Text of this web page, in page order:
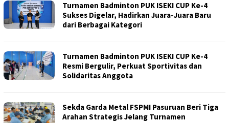
Turnamen Badminton PUK ISEKI CUP Ke-4
Sukses Digelar, Hadirkan Juara-Juara Baru
dari Berbagai Kategori
Turnamen Badminton PUK ISEKI CUP Ke-4
Resmi Bergulir, Perkuat Sportivitas dan
Solidaritas Anggota
Sekda Garda Metal FSPMI Pasuruan Beri Tiga
Arahan Strategis Jelang Turnamen